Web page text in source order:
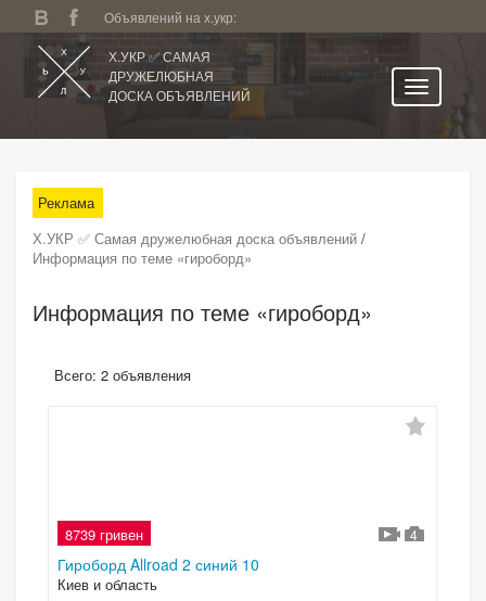
Объявлений на х.укр:
Х.УКР ✅ САМАЯ
ДРУЖЕЛЮБНАЯ
ДОСКА ОБЪЯВЛЕНИЙ
Все регионы
Категории
Избранное
Поиск по сайту
Реклама
Х.УКР ✅ Самая дружелюбная доска объявлений /
Информация по теме «гироборд»
Информация по теме «гироборд»
Всего: 2 объявления
8739 гривен 4
Гироборд Allroad 2 синий 10
Киев и область